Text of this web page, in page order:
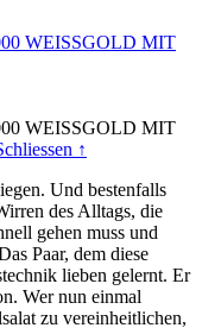
WEISSGOLD MIT
WEISSGOLD MIT
↑
Und bestenfalls
des Alltags, die
gehen muss und
Paar, dem diese
lieben gelernt. Er
Wer nun einmal
zu vereinheitlichen,